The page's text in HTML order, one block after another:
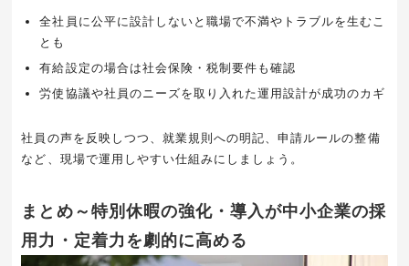
全社員に公平に設計しないと職場で不満やトラブルを生むこ
とも
有給設定の場合は社会保険・税制要件も確認
労使協議や社員のニーズを取り入れた運用設計が成功のカギ
社員の声を反映しつつ、就業規則への明記、申請ルールの整備
など、現場で運用しやすい仕組みにしましょう。
まとめ～特別休暇の強化・導入が中小企業の採
用力・定着力を劇的に高める